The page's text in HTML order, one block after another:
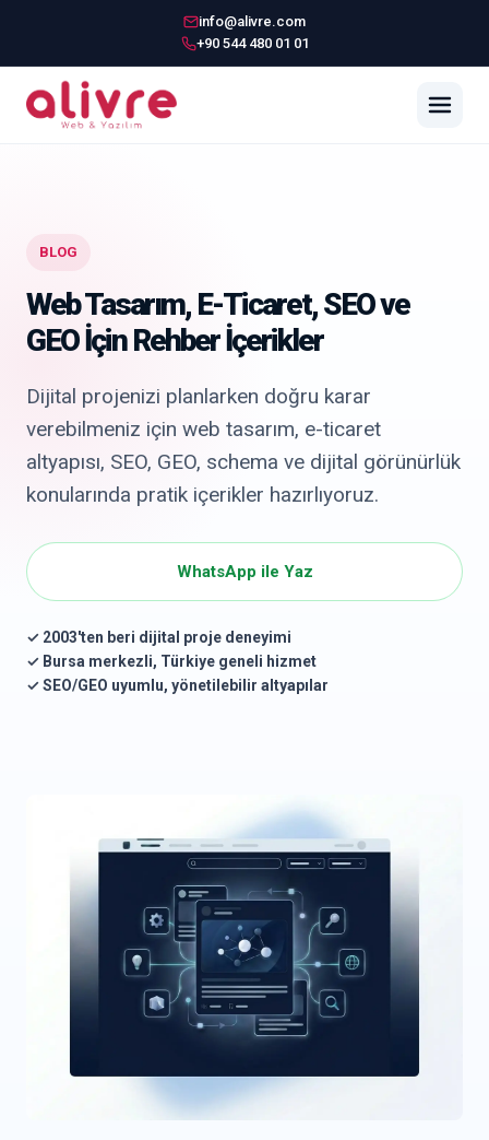
info@alivre.com
+90 544 480 01 01
BLOG
Web Tasarım, E-Ticaret, SEO ve
GEO İçin Rehber İçerikler
Dijital projenizi planlarken doğru karar
verebilmeniz için web tasarım, e-ticaret
altyapısı, SEO, GEO, schema ve dijital görünürlük
konularında pratik içerikler hazırlıyoruz.
WhatsApp ile Yaz
✓ 2003'ten beri dijital proje deneyimi
✓ Bursa merkezli, Türkiye geneli hizmet
✓ SEO/GEO uyumlu, yönetilebilir altyapılar